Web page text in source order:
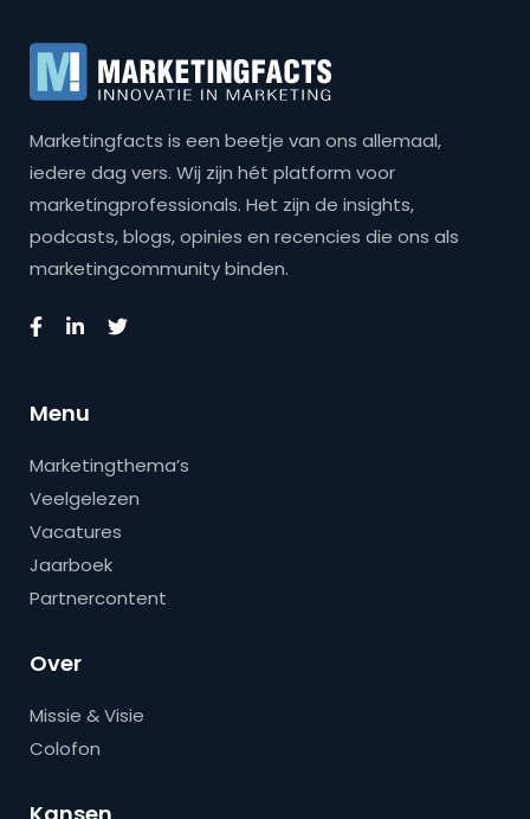
Marketingfacts is een beetje van ons allemaal,
iedere dag vers. Wij zijn hét platform voor
marketingprofessionals. Het zijn de insights,
podcasts, blogs, opinies en recencies die ons als
marketingcommunity binden.
Menu
Marketingthema’s
Veelgelezen
Vacatures
Jaarboek
Partnercontent
Over
Missie & Visie
Colofon